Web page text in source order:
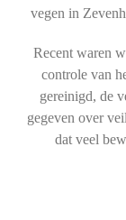
vegen in
Recent waren
controle van
gereinigd, de
gegeven over
dat veel